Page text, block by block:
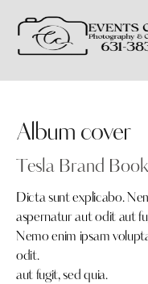
Album cover
Tesla Brand Book
Dicta sunt explicabo.
aspernatur aut odit aut
Nemo enim ipsam
odit.
aut fugit, sed quia.